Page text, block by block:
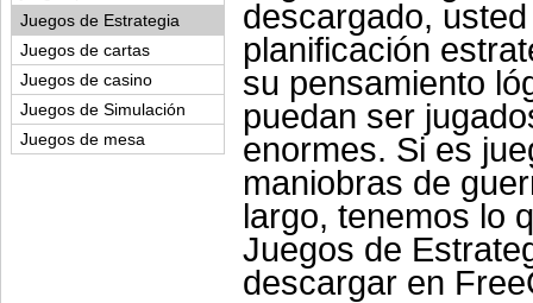
descargado,
planificación
su pensamiento
puedan ser
enormes. Si es
maniobras de
largo, tenemos lo
Juegos de
descargar en
Juegos de Estrategia
Juegos de cartas
Juegos de casino
Juegos de Simulación
Juegos de mesa